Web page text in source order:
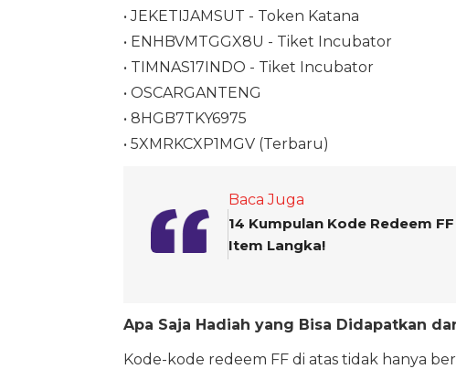
• JEKETIJAMSUT - Token Katana
• ENHBVMTGGX8U - Tiket Incubator
• TIMNAS17INDO - Tiket Incubator
• OSCARGANTENG
• 8HGB7TKY6975
• 5XMRKCXP1MGV (Terbaru)
Baca Juga
14 Kumpulan Kode Redeem
Item Langka!
Apa Saja Hadiah yang Bisa Didapatkan
Kode-kode redeem FF di atas tidak hanya